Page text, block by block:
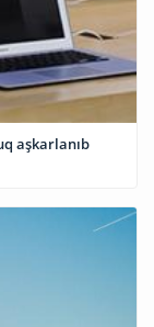
aşkarlanıb